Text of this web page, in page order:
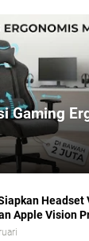
Gaming
Headset
Apple Vision